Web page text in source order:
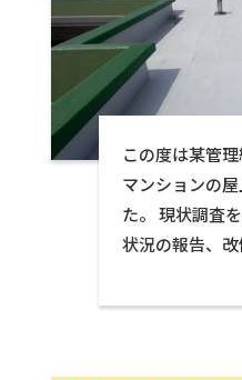
Warning:
given in /
partners.jp/
content/
この度は某管理
マンションの
た。 現状調査をさせていただき、劣化
状況の報告、